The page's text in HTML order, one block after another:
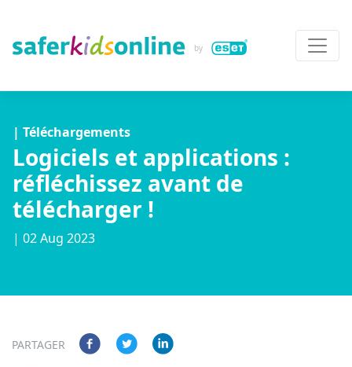
| Téléchargements
Logiciels et applications :
réfléchissez avant de
télécharger !
| 02 Aug 2023
PARTAGER